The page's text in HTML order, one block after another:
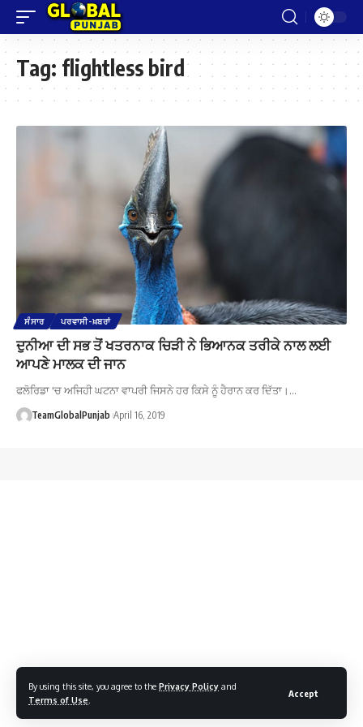
By using this site, you agree to the Privacy Policy and
Terms of Use
Accept
Tag: flightless bird
ਸੰਸਾਰ ਪਰਵਾਸੀ-ਖ਼ਬਰਾਂ
ਦੁਨੀਆ ਦੀ ਸਭ ਤੋਂ ਖਤਰਨਾਕ ਚਿੜੀ ਨੇ ਭਿਆਨਕ ਤਰੀਕੇ ਨਾਲ ਲਈ
ਆਪਣੇ ਮਾਲਕ ਦੀ ਜਾਨ
ਫਲੋਰਿਡਾ 'ਚ ਅਜਿਹੀ ਘਟਨਾ ਵਾਪਰੀ ਜਿਸਨੇ ਹਰ ਕਿਸੇ ਨੂੰ ਹੈਰਾਨ ਕਰ ਦਿੱਤਾ।…
TeamGlobalPunjab April 16, 2019